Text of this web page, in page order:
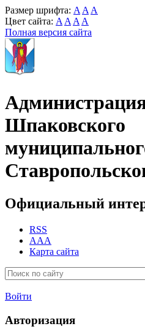
Размер шрифта: A A A
Цвет сайта: A A A A
Полная версия сайта
Шпаковского
Официальный
RSS
AAA
Карта сайта
Войти
Авторизация